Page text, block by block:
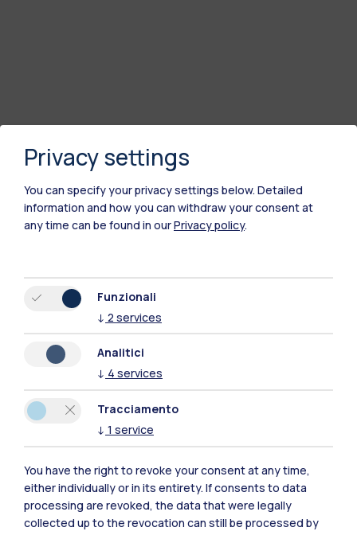
Polimi Community
Tutti i siti dell’ecosistema
Residenze Frontiere
Privacy settings
You can specify your privacy settings below. Detailed
information and how you can withdraw your consent at
any time can be found in ourPrivacy policy.
Funzionali
↓ 2 services
Analitici
↓ 4 services
Tracciamento
↓ 1 service
You have the right to revoke your consent at any time,
either individually or in its entirety. If consents to data
processing are revoked, the data that were legally
collected up to the revocation can still be processed by